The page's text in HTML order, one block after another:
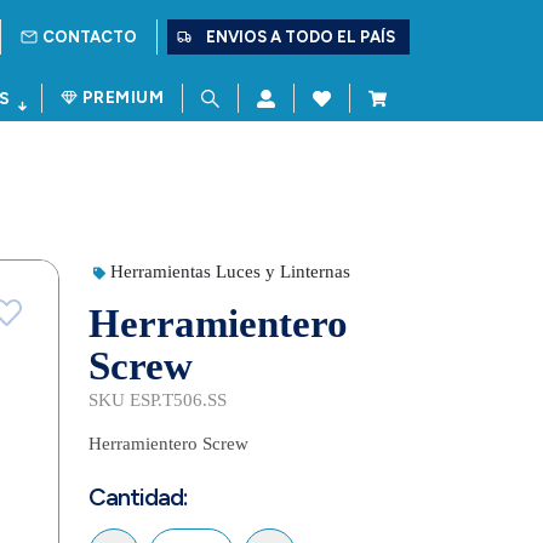
CONTACTO ENVIOS A TODO EL PAÍS
PREMIUM
Herramientas Luces y Linternas
Herramientero
Screw
SKU ESP.T506.SS
Herramientero Screw
Cantidad: